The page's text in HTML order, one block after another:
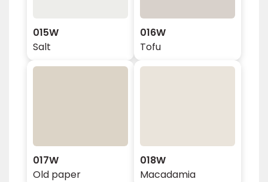
015W
Salt
016W
Tofu
017W
Old paper
018W
Macadamia